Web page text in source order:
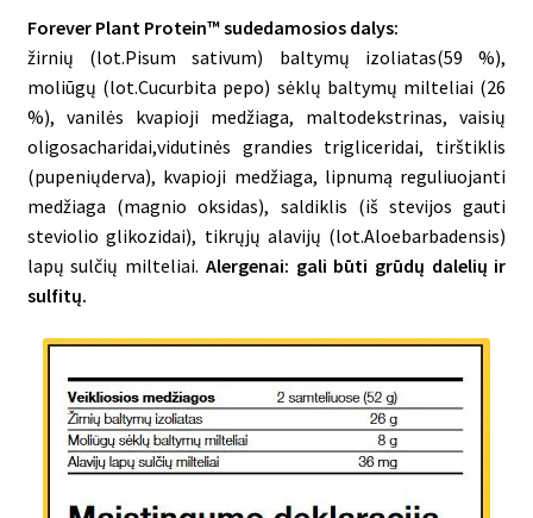
Forever Plant Protein™ sudedamosios dalys:
žirnių
(lot.Pisum sativum) baltymų izoliatas(59 %),
moliūgų (lot.Cucurbita pepo) sėklų baltymų milteliai (26
%), vanilės kvapioji medžiaga, maltodekstrinas, vaisių
oligosacharidai,vidutinės grandies trigliceridai, tirštiklis
(pupeniųderva), kvapioji medžiaga, lipnumą reguliuojanti
medžiaga (magnio oksidas), saldiklis (iš stevijosgauti
steviolio glikozidai), tikrųjų alavijų (lot.Aloebarbadensis)
lapų sulčių milteliai. Alergenai: gali būti grūdų dalelių ir
sulfitų.